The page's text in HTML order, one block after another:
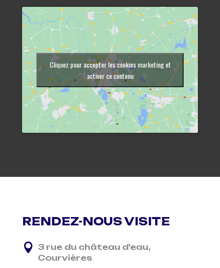
Cliquez pour accepter les cookies marketing et
activer ce contenu
RENDEZ-NOUS VISITE
 3 rue du château d'eau,
Courvières